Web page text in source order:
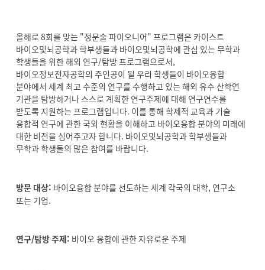
올해로 8회를 맞는 "정문술 파이오니어" 프로그램은 카이스트
바이오및뇌공학과 학부생들과 바이오및뇌공학에 관심 있는 무학과
학생들을 위한 해외 연구/탐방 프로그램으로서,
바이오정보전자공학의 주인공이 될 우리 학생들이 바이오융합
분야에서 세계 최고 수준의 연구를 수행하고 있는 해외 유수 산학연
기관을 탐방하거나 스스로 계획한 연구주제에 대해 연구연수를
받도록 지원하는 프로그램입니다. 이를 통해 학제적 교육과 기술
융합적 연구에 관한 국외 현황을 이해하고 바이오융합 분야의 미래에
대한 비전을 심어주고자 합니다. 바이오및뇌공학과 학부생들과
무학과 학생들의 많은 참여를 바랍니다.
방문 대상: 바이오융합 분야를 선도하는 세계 각국의 대학, 연구소
또는 기업.
연구/탐방 주제: 바이오 융합에 관한 자유로운 주제